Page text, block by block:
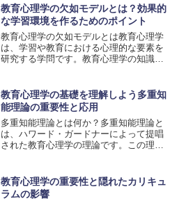
の基礎知識が必要です。教育心理学の基
礎知識を学ぶことで、教育...
教育心理学の欠如モデルとは？効果的
な学習環境を作るためのポイント
教育心理学の欠如モデルとは教育心理学
は、学習や教育における心理的な要素を
研究する学問です。教育心理学の知識を
学習環境においては、教育心理学の欠如
モデルが存在し、重要な要...
教育心理学の基礎を理解しよう多重知
能理論の重要性と応用
多重知能理論とは何か？多重知能理論と
は、ハワード・ガードナーによって提唱
された教育心理学の理論です。この理論
います。ガードナーは、伝統的なIQテス
トが言語的・論理的な知...
教育心理学の重要性と隠れたカリキュ
ラムの影響